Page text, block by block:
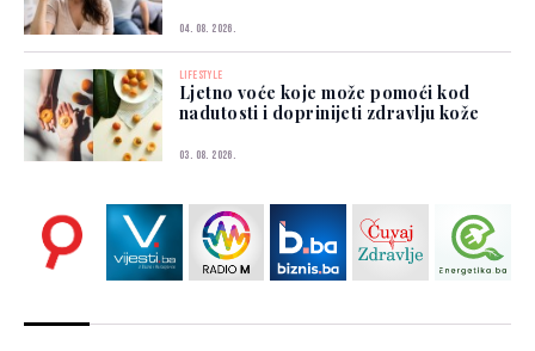
04. 08. 2026.
LIFESTYLE
Ljetno voće koje može pomoći kod
nadutosti i doprinijeti zdravlju kože
03. 08. 2026.